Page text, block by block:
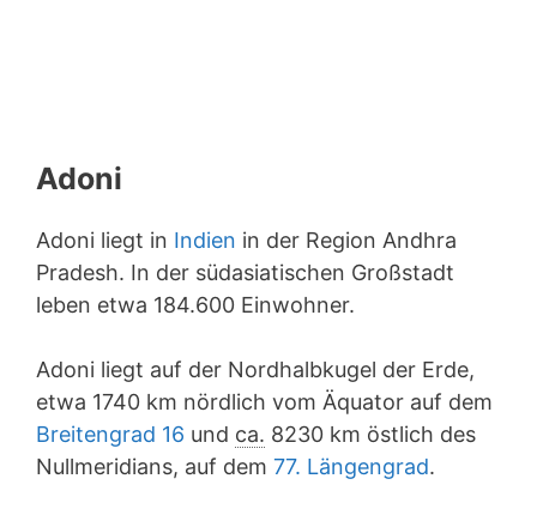
Adoni
Adoni liegt in Indien in der Region Andhra
Pradesh. In der südasiatischen Großstadt
leben etwa 184.600 Einwohner.
Adoni liegt auf der Nordhalbkugel der Erde,
etwa 1740 km nördlich vom Äquator auf dem
Breitengrad 16 und ca. 8230 km östlich des
Nullmeridians, auf dem 77. Längengrad.